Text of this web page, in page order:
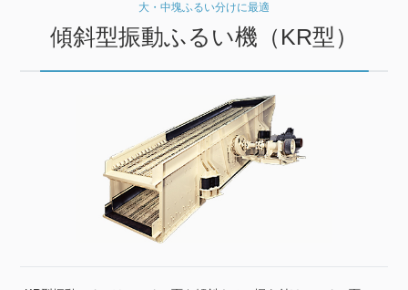
大・中塊ふるい分けに最適
傾斜型振動ふるい機（KR型）